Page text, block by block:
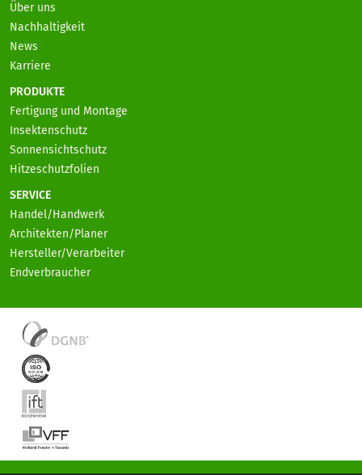
Über uns
Nachhaltigkeit
News
Karriere
PRODUKTE
Fertigung und Montage
Insektenschutz
Sonnensichtschutz
Hitzeschutzfolien
SERVICE
Handel/Handwerk
Architekten/Planer
Hersteller/Verarbeiter
Endverbraucher